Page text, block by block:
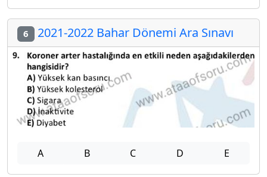
6 2021-2022 Bahar Dönemi Ara Sınavı
A B C D E